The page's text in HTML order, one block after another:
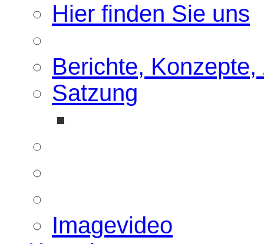
Hier finden Sie uns
Berichte, Konzepte,
Satzung
Imagevideo